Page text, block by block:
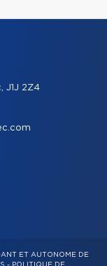
J1J 2Z4
ET AUTONOME DE
- POLITIQUE DE